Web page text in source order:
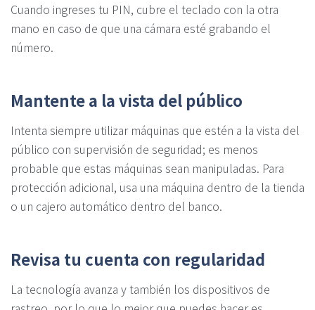
Cuando ingreses tu PIN, cubre el teclado con la otra
mano en caso de que una cámara esté grabando el
número.
Mantente a la vista del público
Intenta siempre utilizar máquinas que estén a la vista del
público con supervisión de seguridad; es menos
probable que estas máquinas sean manipuladas. Para
protección adicional, usa una máquina dentro de la tienda
o un cajero automático dentro del banco.
Revisa tu cuenta con regularidad
La tecnología avanza y también los dispositivos de